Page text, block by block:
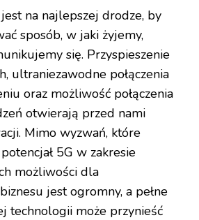
na najlepszej drodze, by
sposób, w jaki żyjemy,
się. Przyspieszenie
ultraniezawodne połączenia
oraz możliwość połączenia
otwierają przed nami
Mimo wyzwań, które
5G w zakresie
możliwości dla
jest ogromny, a pełne
technologii może przynieść